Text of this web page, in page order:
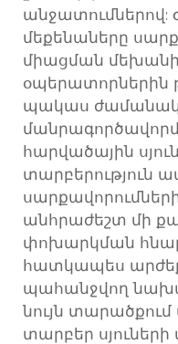
մեքենաները
միացման
օպերատորներին
պակաս
հարվածային
տարբերություն
անհրաժեշտ մի
փոխարկման
հատկապես
պահանջվող
նույն
տարբեր